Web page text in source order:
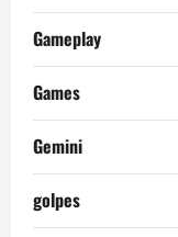
Gameplay
Games
Gemini
golpes